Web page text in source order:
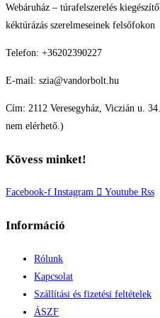
Webáruház – túrafelszerelés
kéktúrázás szerelmeseinek felsőfokon
Telefon: +36202390227
E-mail: szia@vandorbolt.hu
Cím: 2112 Veresegyház, Viczián u.
nem elérhető.)
Kövess minket!
Facebook-f Instagram Youtube Rss
Információ
Rólunk
Kapcsolat
Szállítási és fizetési feltételek
ÁSZF